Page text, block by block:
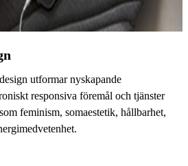
utformar nyskapande
responsiva föremål och tjänster
feminism, somaestetik, hållbarhet,